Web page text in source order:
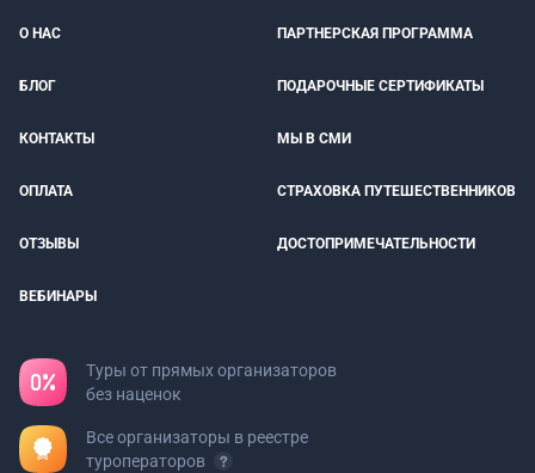
О НАС ПАРТНЕРСКАЯ ПРОГРАММА
БЛОГ ПОДАРОЧНЫЕ СЕРТИФИКАТЫ
КОНТАКТЫ МЫ В СМИ
ОПЛАТА СТРАХОВКА ПУТЕШЕСТВЕННИКОВ
ОТЗЫВЫ ДОСТОПРИМЕЧАТЕЛЬНОСТИ
ВЕБИНАРЫ
Туры от прямых организаторов
без наценок
Все организаторы в реестре
туроператоров